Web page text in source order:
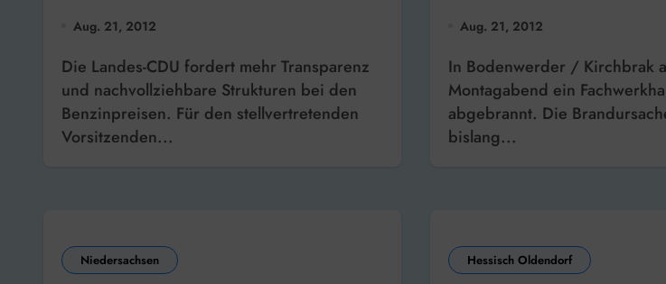
Aug. 21, 2012
Die Landes-CDU fordert mehr Transparenz
und nachvollziehbare Strukturen bei den
Benzinpreisen. Für den stellvertretenden
Vorsitzenden...
Aug. 21, 2012
In Bodenwerder / Kirchbrak am späten
Montagabend ein
abgebrannt. Die
bislang...
Niedersachsen Hessisch Oldendorf